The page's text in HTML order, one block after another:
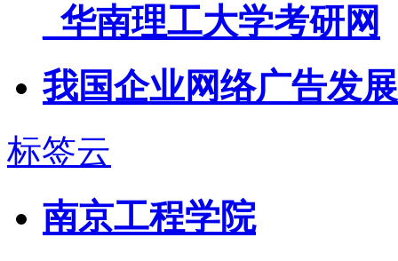
_华南理工大学考研网
我国企业网络广告发
标签云
南京工程学院